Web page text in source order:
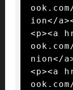
ion</
<p><a
nion</
<p><a